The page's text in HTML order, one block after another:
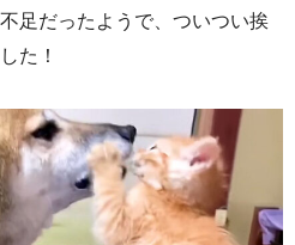
足だったようで、ついつい挨
た！